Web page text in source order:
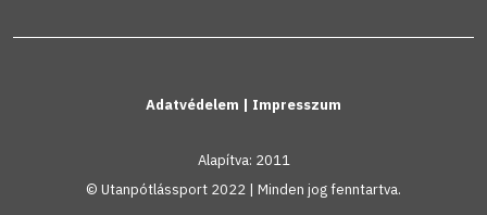
Adatvédelem | Impresszum
Alapítva: 2011
© Utanpótlássport 2022 | Minden jog fenntartva.